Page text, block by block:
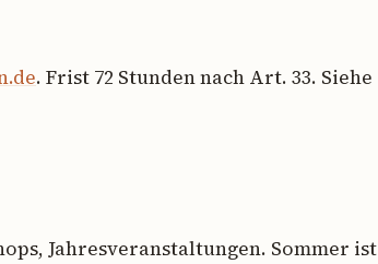
. Frist 72 Stunden nach Art. 33. Siehe
Jahresveranstaltungen. Sommer ist